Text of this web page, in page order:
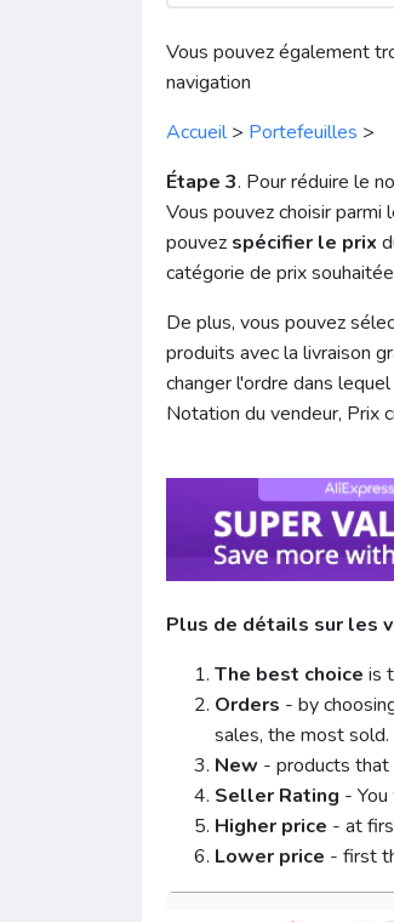
Vous pouvez également
navigation
Accueil> Portefeuilles >
Étape 3. Pour réduire le
Vous pouvez choisir parmi
pouvez spécifier le prix
catégorie de prix
De plus, vous pouvez
produits avec la livraison
changer l'ordre dans
Notation du vendeur, Prix
Plus de détails sur les
The best choice is
Orders - by
sales, the most sold.
New - products that
Seller Rating -
Higher price - at
Lower price - first